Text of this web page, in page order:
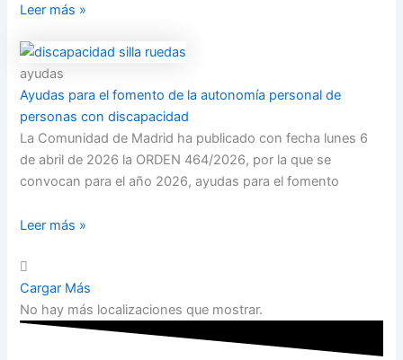
Leer más »
ayudas
Ayudas para el fomento de la autonomía personal de
personas con discapacidad
La Comunidad de Madrid ha publicado con fecha lunes 6
de abril de 2026 la ORDEN 464/2026, por la que se
convocan para el año 2026, ayudas para el fomento
Leer más »
Cargar Más
No hay más localizaciones que mostrar.